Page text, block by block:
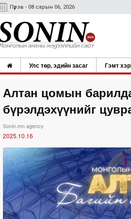
Пүрэв - 08 сарын 06, 2026
Улс төр, эдийн засаг Гэмт
Алтан цомын
бүрэлдэхүүнийг
Sonin.mn agency
2025.10.16